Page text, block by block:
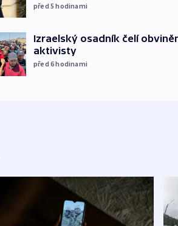
před 5hodinami
Izraelský osadník čelí
aktivisty
před 6hodinami